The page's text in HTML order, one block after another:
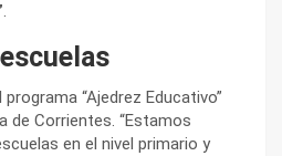
.
“Ajedrez Educativo”
de Corrientes. “Estamos
en el nivel primario y